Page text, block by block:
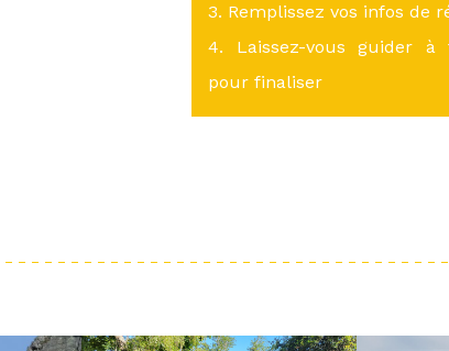
3. Remplissez vos infos de
4. Laissez-vous guider à
pour finaliser